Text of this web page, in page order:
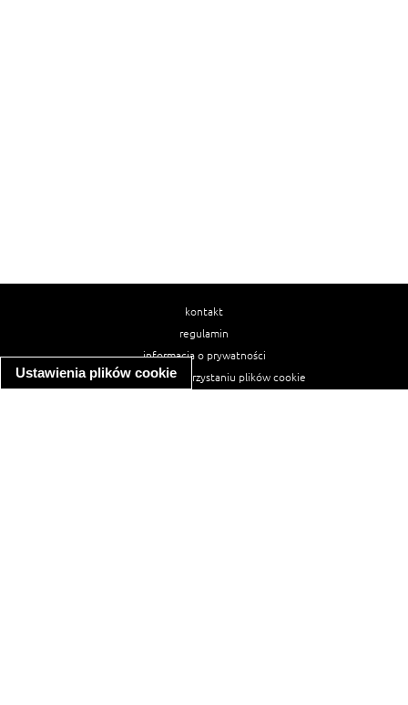
Ustawienia plików cookie
kontakt
regulamin
informacja o prywatności
informacja o wykorzystaniu plików cookie